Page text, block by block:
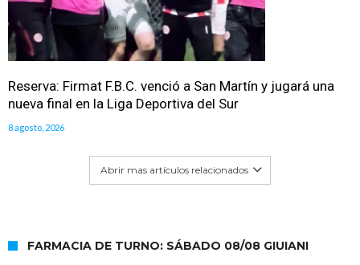
Reserva: Firmat F.B.C. venció a San Martín y jugará una
nueva final en la Liga Deportiva del Sur
8 agosto, 2026
Abrir mas artículos relacionados
FARMACIA DE TURNO: SÁBADO 08/08 GIUIANI